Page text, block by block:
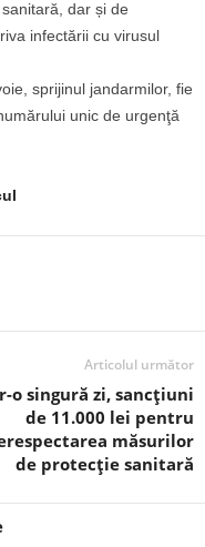
dar și de
infectării cu virusul
sprijinul jandarmilor, fie
unic de urgenţă
Articolul următor
o singură zi, sancțiuni
de 11.000 lei pentru
măsurilor
de protecție sanitară